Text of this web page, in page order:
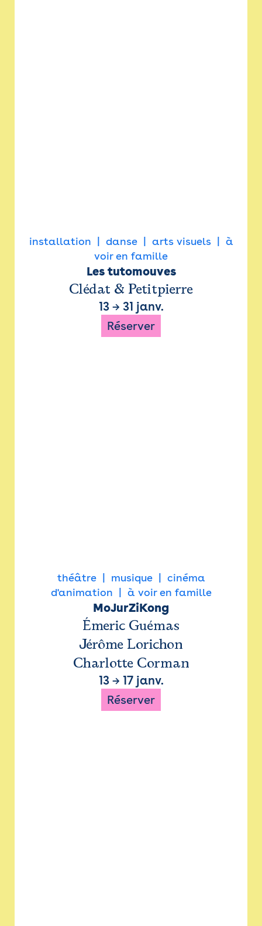
installation danse arts visuels
à
voir en famille
Les tutomouves
Clédat & Petitpierre
13→ 31 janv.
Réserver
théâtre musique
cinéma
d'animation
à voir en famille
MoJurZiKong
Émeric Guémas
Jérôme Lorichon
Charlotte Corman
13→ 17 janv.
Réserver